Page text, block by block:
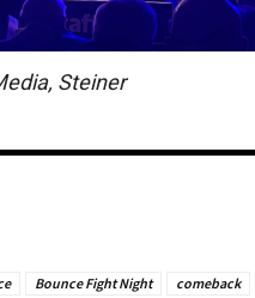
Steiner
Bounce Fight Night comeback